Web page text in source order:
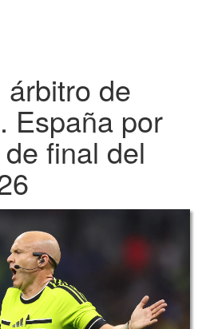
de
España por
final del